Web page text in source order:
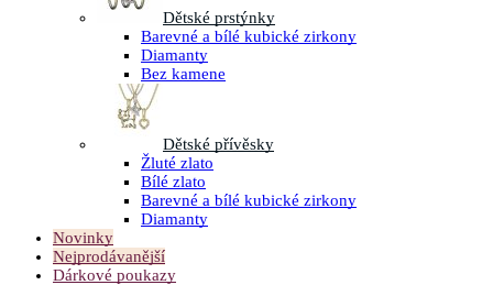
Dětské prstýnky
Barevné a bílé kubické zirkony
Diamanty
Bez kamene
Dětské přívěsky
Žluté zlato
Bílé zlato
Barevné a bílé kubické zirkony
Diamanty
Novinky
Nejprodávanější
Dárkové poukazy